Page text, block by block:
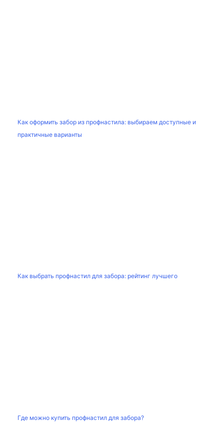
Как оформить забор из профнастила: выбираем доступные и
практичные варианты
Как выбрать профнастил для забора: рейтинг лучшего
Где можно купить профнастил для забора?